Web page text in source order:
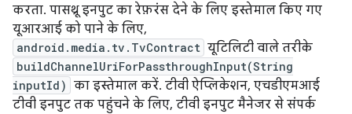
करता. पासथ्रू इनपुट का रेफ़रंस देने के लिए इस्तेमाल किए गए
यूआरआई को पाने के लिए,
android.media.tv.TvContract यूटिलिटी वाले तरीके
buildChannelUriForPassthroughInput(String
inputId) का इस्तेमाल करें. टीवी ऐप्लिकेशन, एचडीएमआई
टीवी इनपुट तक पहुंचने के लिए, टीवी इनपुट मैनेजर से संपर्क